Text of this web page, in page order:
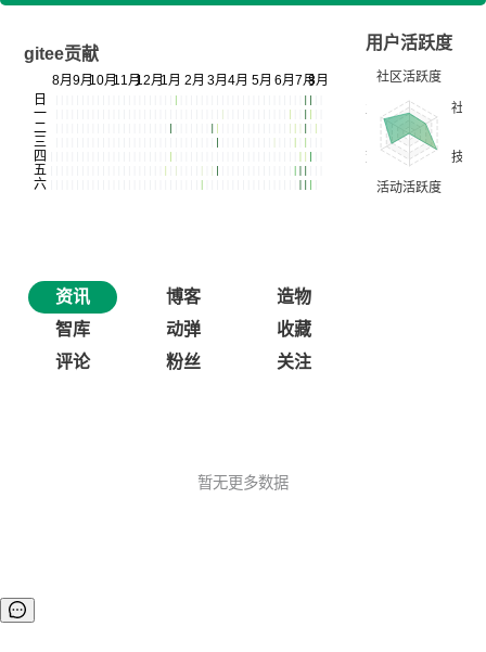
gitee贡献
用户活跃度
资讯 博客
造物
智库
动弹
收藏
评论
粉丝 关注
暂无更多数据